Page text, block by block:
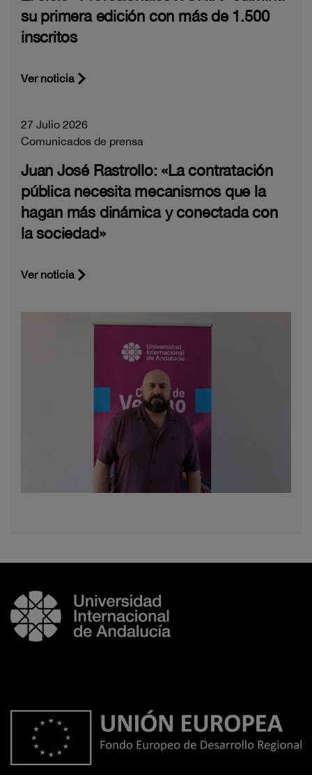
su primera edición con más de 1.500
inscritos
Ver noticia
27 Julio 2026
Comunicados de prensa
Juan José Rastrollo: «La contratación
pública necesita mecanismos que la
hagan más dinámica y conectada con
la sociedad»
Ver noticia